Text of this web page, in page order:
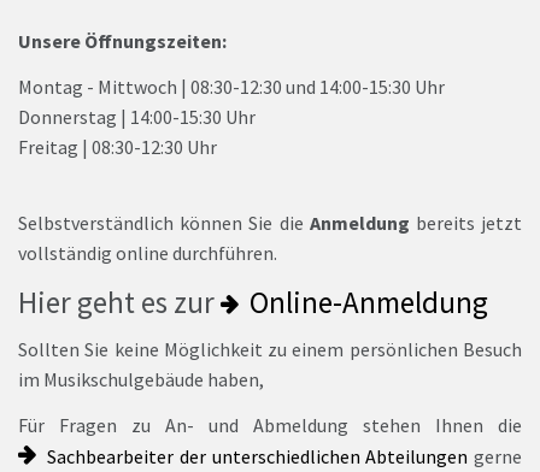
Unsere Öffnungszeiten:
Montag - Mittwoch | 08:30-12:30 und 14:00-15:30 Uhr
Donnerstag | 14:00-15:30 Uhr
Freitag | 08:30-12:30 Uhr
Selbstverständlich können Sie die Anmeldung bereits jetzt
vollständig online durchführen.
Hier geht es zur Online-Anmeldung
Sollten Sie keine Möglichkeit zu einem persönlichen Besuch
im Musikschulgebäude haben,
Für Fragen zu An- und Abmeldung stehen Ihnen die
Sachbearbeiter der unterschiedlichen Abteilungen gerne